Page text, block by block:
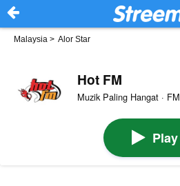
Malaysia > Alor Star
Hot FM
Muzik Paling Hangat ·
Play